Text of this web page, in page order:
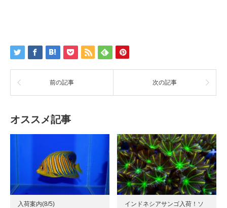
前の記事 次の記事
オススメ記事
入荷案内(8/5)
インドネシアサンゴ入荷！ソ